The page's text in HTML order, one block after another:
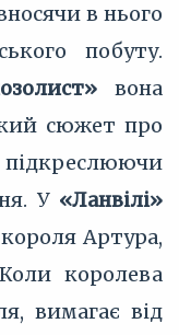
в нього
побуту.
вона
сюжет про
У «Ланвілі»
Артура,
королева
вимагає від